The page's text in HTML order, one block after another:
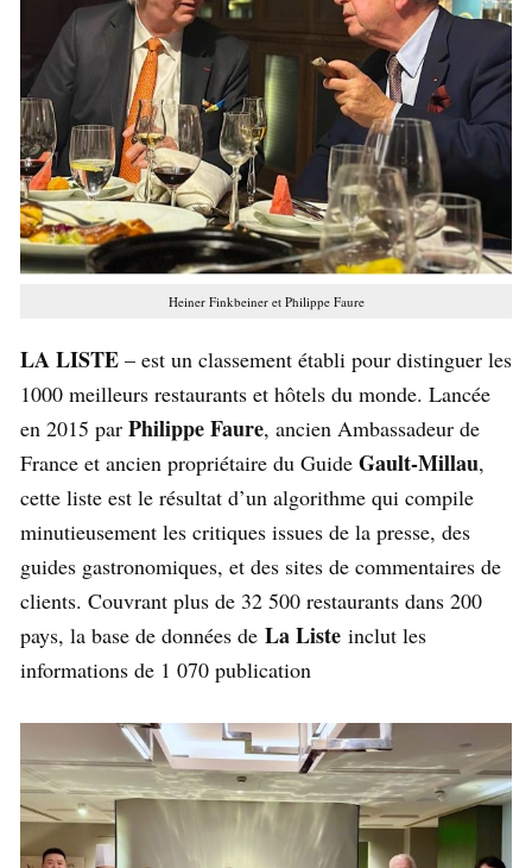
Heiner Finkbeiner et Philippe Faure
LA LISTE – est un classement établi pour distinguer les
1000 meilleurs restaurants et hôtels du monde. Lancée
en 2015 par Philippe Faure, ancien Ambassadeur de
France et ancien propriétaire du Guide Gault-Millau,
cette liste est le résultat d’un algorithme qui compile
minutieusement les critiques issues de la presse, des
guides gastronomiques, et des sites de commentaires de
clients. Couvrant plus de 32 500 restaurants dans 200
pays, la base de données de La Liste inclut les
informations de 1 070 publication